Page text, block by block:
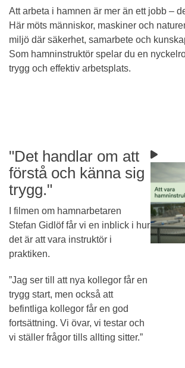
Att arbeta i hamnen är mer än ett jobb –
Här möts människor, maskiner och
miljö där säkerhet, samarbete och
Som hamninstruktör spelar du en
trygg och effektiv arbetsplats.
"Det handlar om att
förstå och känna sig
trygg."
I filmen om hamnarbetaren
Stefan Gidlöf får vi en inblick i hur
det är att vara instruktör i
praktiken.
”Jag ser till att nya kollegor får en
trygg start, men också att
befintliga kollegor får en god
fortsättning. Vi övar, vi testar och
vi ställer frågor tills allting sitter.”